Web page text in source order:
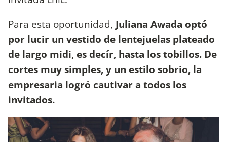
Para esta oportunidad, Juliana Awada optó
por lucir un vestido de lentejuelas plateado
de largo midi, es decír, hasta los tobillos. De
cortes muy simples, y un estilo sobrio, la
empresaria logró cautivar a todos los
invitados.